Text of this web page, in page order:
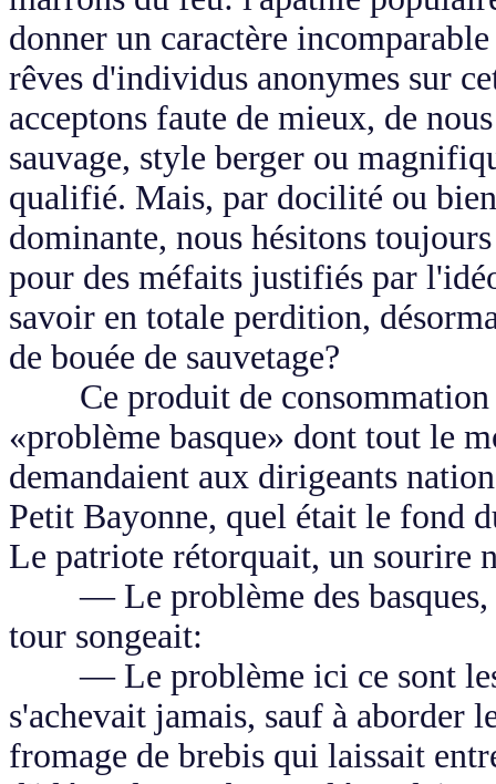
donner un caractère
rêves d'individus anonymes sur
acceptons faute de mieux, de
sauvage, style berger ou
qualifié. Mais, par docilité ou
dominante, nous hésitons
pour des méfaits justifiés par
savoir en totale perdition,
de bouée de sauvetage?
Ce produit de consommation
«problème basque» dont tout le
demandaient aux dirigeants
Petit Bayonne, quel était le fond
Le patriote rétorquait, un sourire
— Le problème des basques,
tour songeait:
— Le problème ici ce sont les
s'achevait jamais, sauf à aborder
fromage de brebis qui laissait